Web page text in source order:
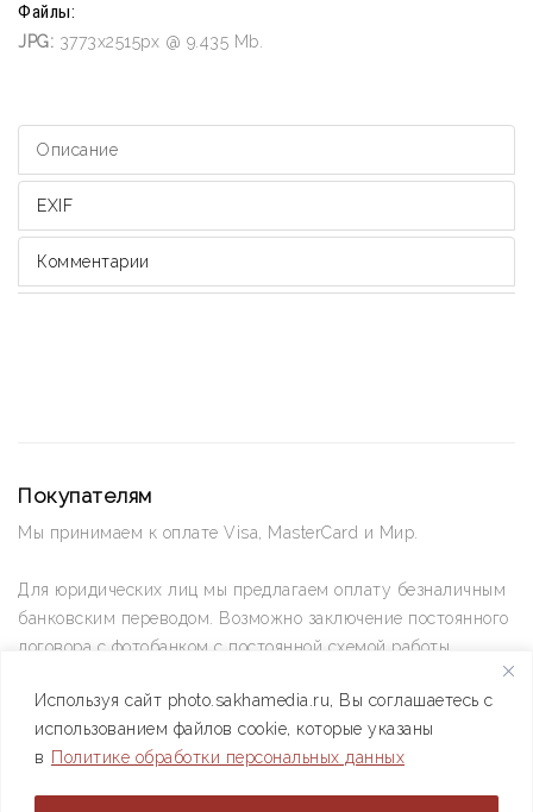
Используя сайт photo.sakhamedia.ru, Вы соглашаетесь с
использованием файлов cookie, которые указаны
в Политике обработки персональных данных
Файлы:
JPG: 3773x2515px @ 9.435 Mb.
Описание
EXIF
Комментарии
Покупателям
Мы принимаем к оплате Visa, MasterCard и Мир.
Для юридических лиц мы предлагаем оплату безналичным
банковским переводом. Возможно заключение постоянного
договора с фотобанком с постоянной схемой работы.
Позвоните нам по телефону +7(4112) 42-09-42 — и мы
ответим на все ваши вопросы